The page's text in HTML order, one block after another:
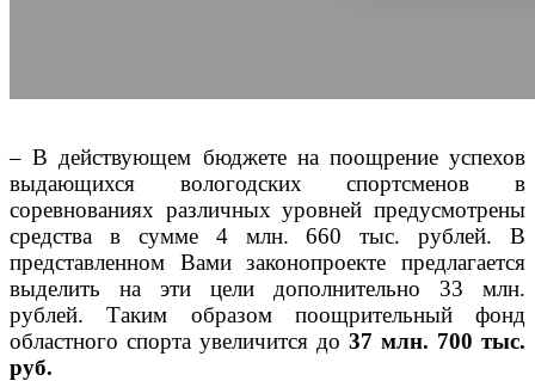
– В действующем бюджете на поощрение успехов
выдающихся вологодских спортсменов в
соревнованиях различных уровней предусмотрены
средства в сумме 4 млн. 660 тыс. рублей. В
представленном Вами законопроекте предлагается
выделить на эти цели дополнительно 33 млн.
рублей. Таким образом поощрительный фонд
областного спорта увеличится до 37 млн. 700 тыс.
руб.